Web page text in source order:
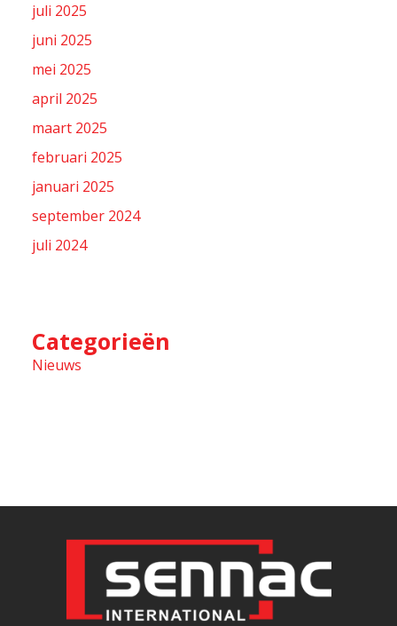
juli 2025
juni 2025
mei 2025
april 2025
maart 2025
februari 2025
januari 2025
september 2024
juli 2024
Categorieën
Nieuws